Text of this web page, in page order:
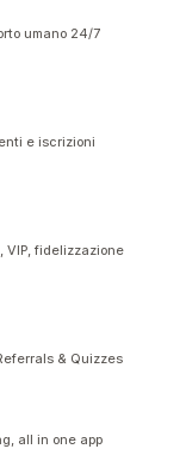
umano 24/7
e iscrizioni
VIP, fidelizzazione
& Quizzes
all in one app